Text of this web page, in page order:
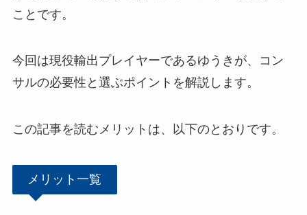
ことです。
今回は現役輸出プレイヤーであるゆうきが、コン
サルの必要性と選ぶポイントを解説します。
この記事を読むメリットは、以下のとおりです。
メリット一覧